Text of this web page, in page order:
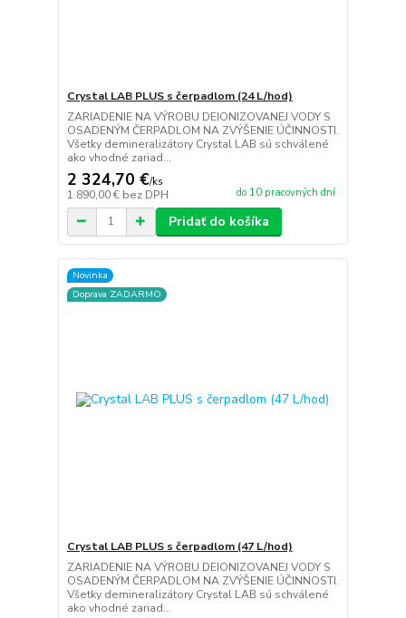
Crystal LAB PLUS s čerpadlom (24 L/hod)
ZARIADENIE NA VÝROBU DEIONIZOVANEJ VODY S
OSADENÝM ČERPADLOM NA ZVÝŠENIE ÚČINNOSTI.
Všetky demineralizátory Crystal LAB sú schválené
ako vhodné zariad...
2 324,70 €/ks
1 890,00 € bez DPH do 10 pracovných dní
Pridať do košíka
Novinka
Doprava ZADARMO
Crystal LAB PLUS s čerpadlom (47 L/hod)
ZARIADENIE NA VÝROBU DEIONIZOVANEJ VODY S
OSADENÝM ČERPADLOM NA ZVÝŠENIE ÚČINNOSTI.
Všetky demineralizátory Crystal LAB sú schválené
ako vhodné zariad...